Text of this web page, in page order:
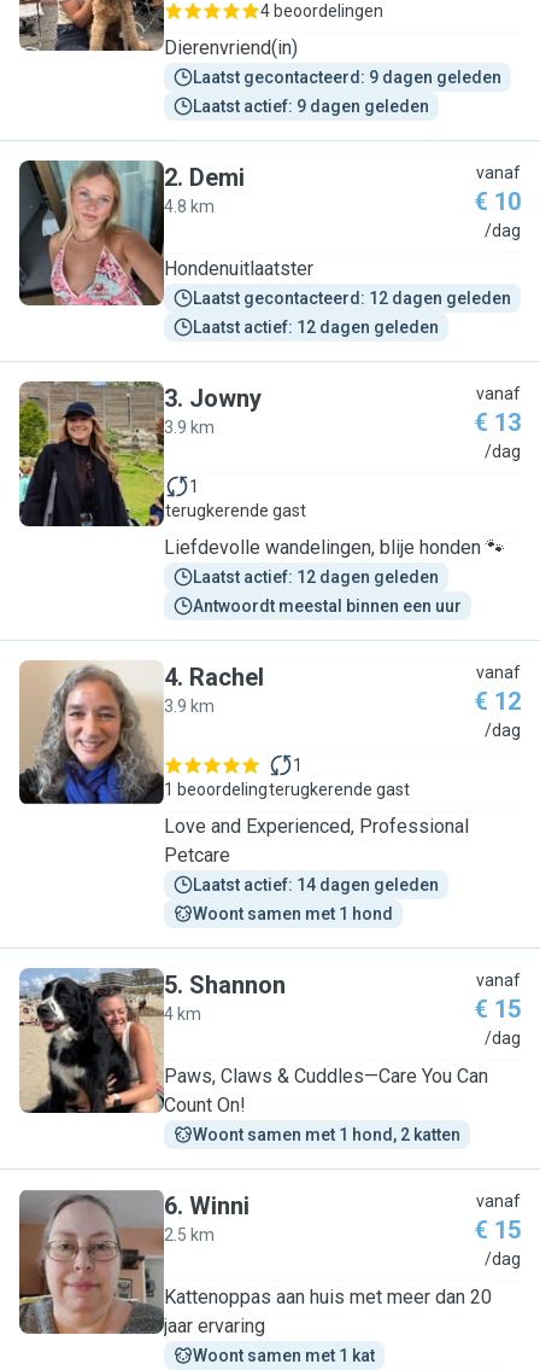
4 beoordelingen
Dierenvriend(in)
Laatst gecontacteerd: 9 dagen geleden
Laatst actief: 9 dagen geleden
D
2. Demi
4.8 km
vanaf
€ 10
/dag
Hondenuitlaatster
Laatst gecontacteerd: 12 dagen geleden
Laatst actief: 12 dagen geleden
J
3. Jowny
3.9 km
vanaf
€ 13
/dag
1
terugkerende gast
Liefdevolle wandelingen, blije honden 🐾
Laatst actief: 12 dagen geleden
Antwoordt meestal binnen een uur
R
4. Rachel
3.9 km
vanaf
€ 12
/dag
1 beoordeling
1
terugkerende gast
Love and Experienced, Professional
Petcare
Laatst actief: 14 dagen geleden
Woont samen met 1 hond
S
5. Shannon
4 km
vanaf
€ 15
/dag
Paws, Claws & Cuddles—Care You Can
Count On!
Woont samen met 1 hond, 2 katten
W
6. Winni
2.5 km
vanaf
€ 15
/dag
Kattenoppas aan huis met meer dan 20
jaar ervaring
Woont samen met 1 kat